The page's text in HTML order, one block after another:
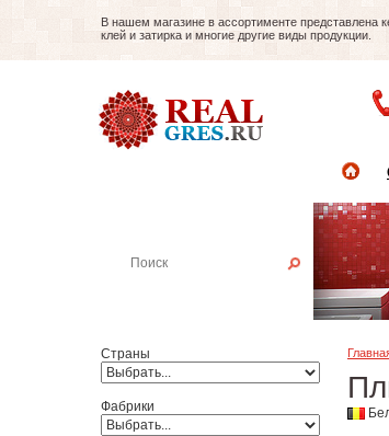
В нашем магазине в ассортименте представлена
клей и затирка и многие другие виды продукции.
Страны
Фабрики